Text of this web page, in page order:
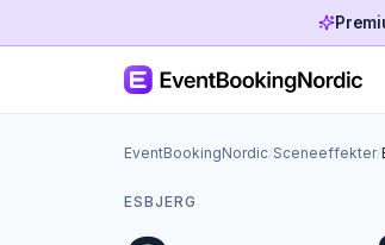
EventBookingNordic/Sceneeffekter/
ESBJERG